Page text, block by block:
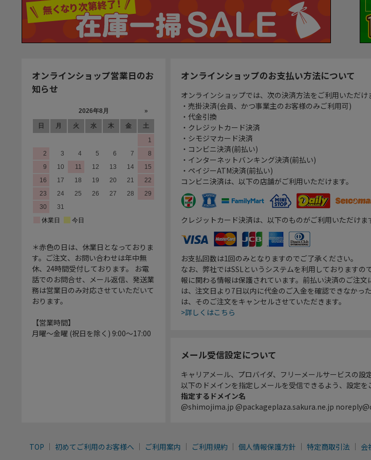
オンラインショップ営業日のお
知らせ
＊赤色の日は、休業日となっておりま
す。ご注文、お問い合わせは年中無
休、24時間受付しております。 お電
話でのお問合せ、メール返信、発送業
務は営業日のみ対応させていただいて
おります。
【営業時間】
月曜～金曜 (祝日を除く) 9:00～17:00
オンラインショップのお支払い方法について
オンラインショップでは、次の決済方法をご利用いただけ
・売掛決済(会員、かつ事業主のお客様のみご利用可)
・代金引換
・クレジットカード決済
・シモジマカード決済
・コンビニ決済(前払い)
・インターネットバンキング決済(前払い)
・ペイジーATM決済(前払い)
コンビニ決済は、以下の店舗がご利用いただけます。
クレジットカード決済は、以下のものがご利用いただけま
お支払回数は1回のみとなりますのでご了承ください。
なお、弊社ではSSLというシステムを利用しておりますの
報に関わる情報は保護されています。前払い決済のご注文
は、注文日より7日以内に代金のご入金を確認できなかっ
は、そのご注文をキャンセルさせていただきます。
>詳しくはこちら
メール受信設定について
キャリアメール、プロバイダ、フリーメールサービスの
以下のドメインを指定しメールを受信できるよう、設定を
指定するドメイン名
@shimojima.jp @packageplaza.sakura.ne.jp
TOP 初めてご利用のお客様へ ご利用案内 ご利用規約 個人情報保護方針 特定商取引法 会